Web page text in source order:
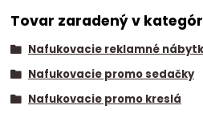
Tovar zaradený v
Nafukovacie reklamné
Nafukovacie promo sedačky
Nafukovacie promo kreslá